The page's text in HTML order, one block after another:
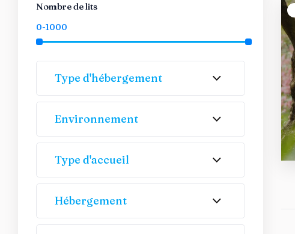
Nombre de lits
Type d'hébergement
Environnement
Type d'accueil
Hébergement